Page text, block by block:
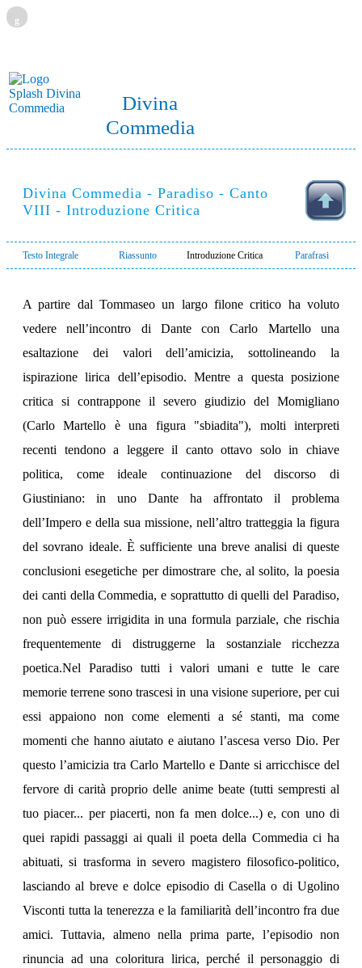
g
Divina
Commedia
Divina Commedia - Paradiso - Canto
VIII - Introduzione Critica
Testo Integrale Riassunto Introduzione Critica Parafrasi
A partire dal Tommaseo un largo filone critico ha voluto
vedere nell’incontro di Dante con Carlo Martello una
esaltazione dei valori dell’amicizia, sottolineando la
ispirazione lirica dell’episodio. Mentre a questa posizione
critica si contrappone il severo giudizio del Momigliano
(Carlo Martello è una figura "sbiadita"), molti interpreti
recenti tendono a leggere il canto ottavo solo in chiave
politica, come ideale continuazione del discorso di
Giustiniano: in uno Dante ha affrontato il problema
dell’Impero e della sua missione, nell’altro tratteggia la figura
del sovrano ideale. È sufficiente una breve analisi di queste
conclusioni esegetiche per dimostrare che, al solito, la poesia
dei canti della Commedia, e soprattutto di quelli del Paradiso,
non può essere irrigidita in una formula parziale, che rischia
frequentemente di distruggerne la sostanziale ricchezza
poetica.Nel Paradiso tutti i valori umani e tutte le care
memorie terrene sono trascesi in una visione superiore, per cui
essi appaiono non come elementi a sé stanti, ma come
momenti che hanno aiutato e aiutano l’ascesa verso Dio. Per
questo l’amicizia tra Carlo Martello e Dante si arricchisce del
fervore di carità proprio delle anime beate (tutti sempresti al
tuo piacer... per piacerti, non fa men dolce...) e, con uno di
quei rapidi passaggi ai quali il poeta della Commedia ci ha
abituati, si trasforma in severo magistero filosofico-politico,
lasciando al breve e dolce episodio di Casella o di Ugolino
Visconti tutta la tenerezza e la familiarità dell’incontro fra due
amici. Tuttavia, almeno nella prima parte, l’episodio non
rinuncia ad una coloritura lirica, perché il personaggio di